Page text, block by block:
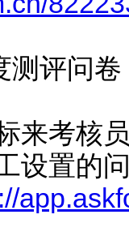
测评问卷
来考核
设置的